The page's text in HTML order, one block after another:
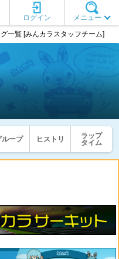
メニュー
ログイン
一覧 [みんカラスタッフチーム]
ループ ヒストリ
ラップ
タイム